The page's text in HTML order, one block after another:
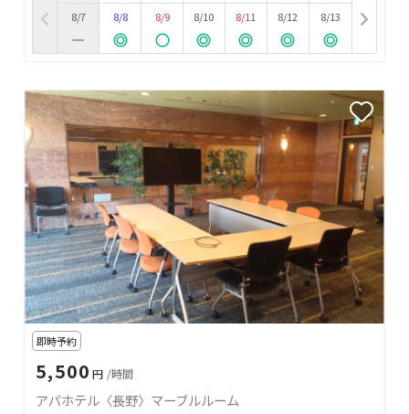
8/7
8/8
8/9
8/10
8/11
8/12
8/13
即時予約
5,500 円 /時間
アパホテル〈長野〉マーブルルーム